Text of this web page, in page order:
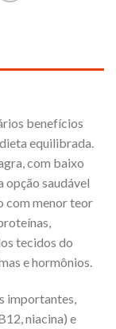
benefícios
equilibrada.
com baixo
opção saudável
com menor teor
tecidos do
e hormônios.
importantes,
niacina) e